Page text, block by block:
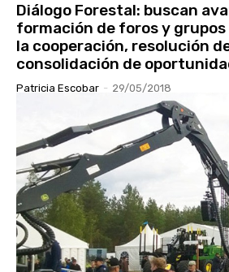
Diálogo Forestal: buscan
formación de foros y
la cooperación, resolución
consolidación de
Patricia Escobar - 29/05/2018